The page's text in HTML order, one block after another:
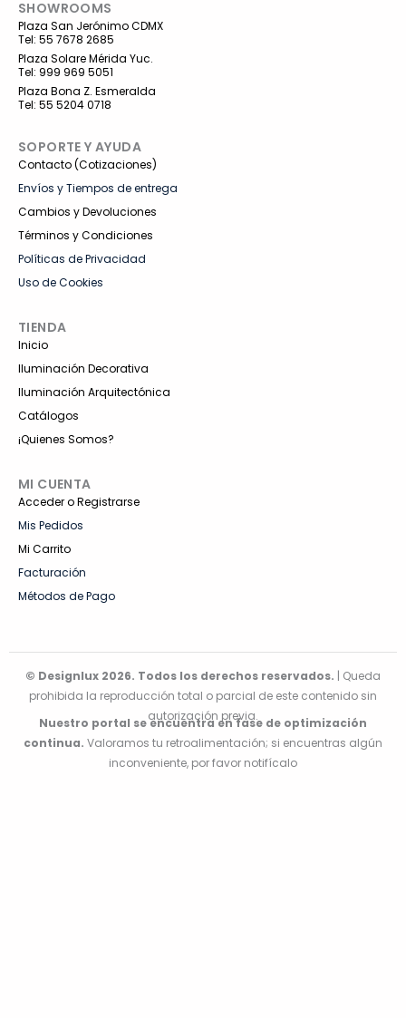
b
o
o
k
-
i
n
s
t
a
g
r
a
m
o
k
b
e
SHOWROOMS
Plaza San Jerónimo CDMX
Tel: 55 7678 2685
Plaza Solare Mérida Yuc.
Tel: 999 969 5051
Plaza Bona Z. Esmeralda
Tel: 55 5204 0718
SOPORTE Y AYUDA
Contacto (Cotizaciones)
Envíos y Tiempos de entrega
Cambios y Devoluciones
Términos y Condiciones
Políticas de Privacidad
Uso de Cookies
TIENDA
Inicio
Iluminación Decorativa
Iluminación Arquitectónica
Catálogos
¡Quienes Somos?
MI CUENTA
Acceder o Registrarse
Mis Pedidos
Mi Carrito
Facturación
Métodos de Pago
© Designlux 2026. Todos los derechos reservados. | Queda
prohibida la reproducción total o parcial de este contenido sin
autorización previa.
Nuestro portal se encuentra en fase de optimización
continua. Valoramos tu retroalimentación; si encuentras algún
inconveniente, por favor notifícalo